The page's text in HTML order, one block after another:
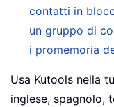
contatti in
un gruppo di
i promemoria
Usa Kutools nella
inglese, spagnolo,